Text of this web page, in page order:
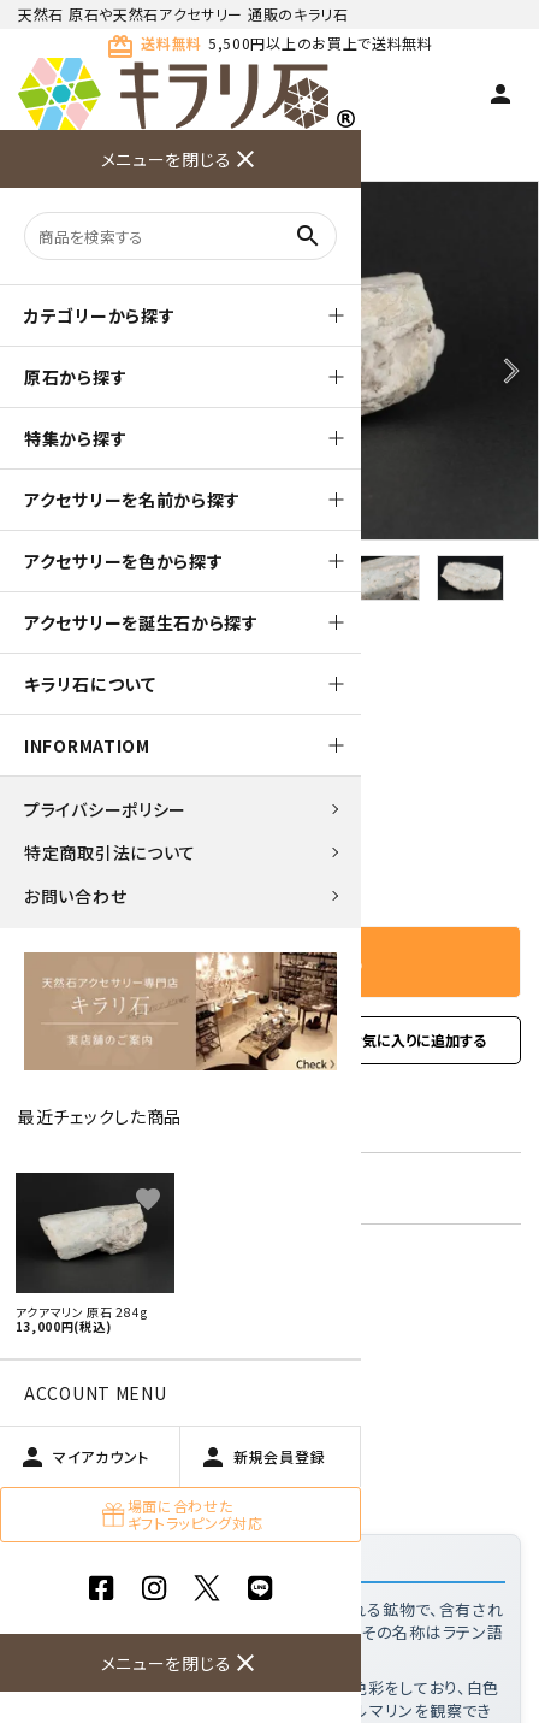
天然石 原石や天然石アクセサリー 通販のキラリ石
card_giftcard 送料無料 5,500円以上のお買上で送料無料
person
わせ ド
メニューを閉じる close
search
カテゴリーから探す
原石から探す
特集から探す
アクセサリーを名前から探す
アクセサリーを色から探す
アクセサリーを誕生石から探す
キラリ石について
INFORMATIOM
プライバシーポリシー
特定商取引法について
お問い合わせ
最近チェックした商品
アクアマリン 原石 284g
13,000円(税込)
favorite
ACCOUNT MENU
person マイアカウント person 新規会員登録
場面に合わせた
ギフトラッピング対応
メニューを閉じる close
天然石 原石 アクアマリン 原石
arrow_back_ios arrow_forward_ios
アクアマリン 原石 284g
13,000円(税込)
数量 －
カートに入れる
お問い合わせ favorite
型番: aqm-01
残り1です
特定商取引法に基づく表記 (返品など)
この商品を友達に教える
買い物を続ける
商品説明
: ベリル(緑柱石)に分類される鉱物で、含有され
る鉄分により水色から緑青色の色彩を持ち、その名称はラテン語
の「海の水」に由来している
この標本の魅力: 非常に淡い水色や白色の色彩をしており、白色
の長石との共生や内部に含まれる黒色のトルマリンを観察でき